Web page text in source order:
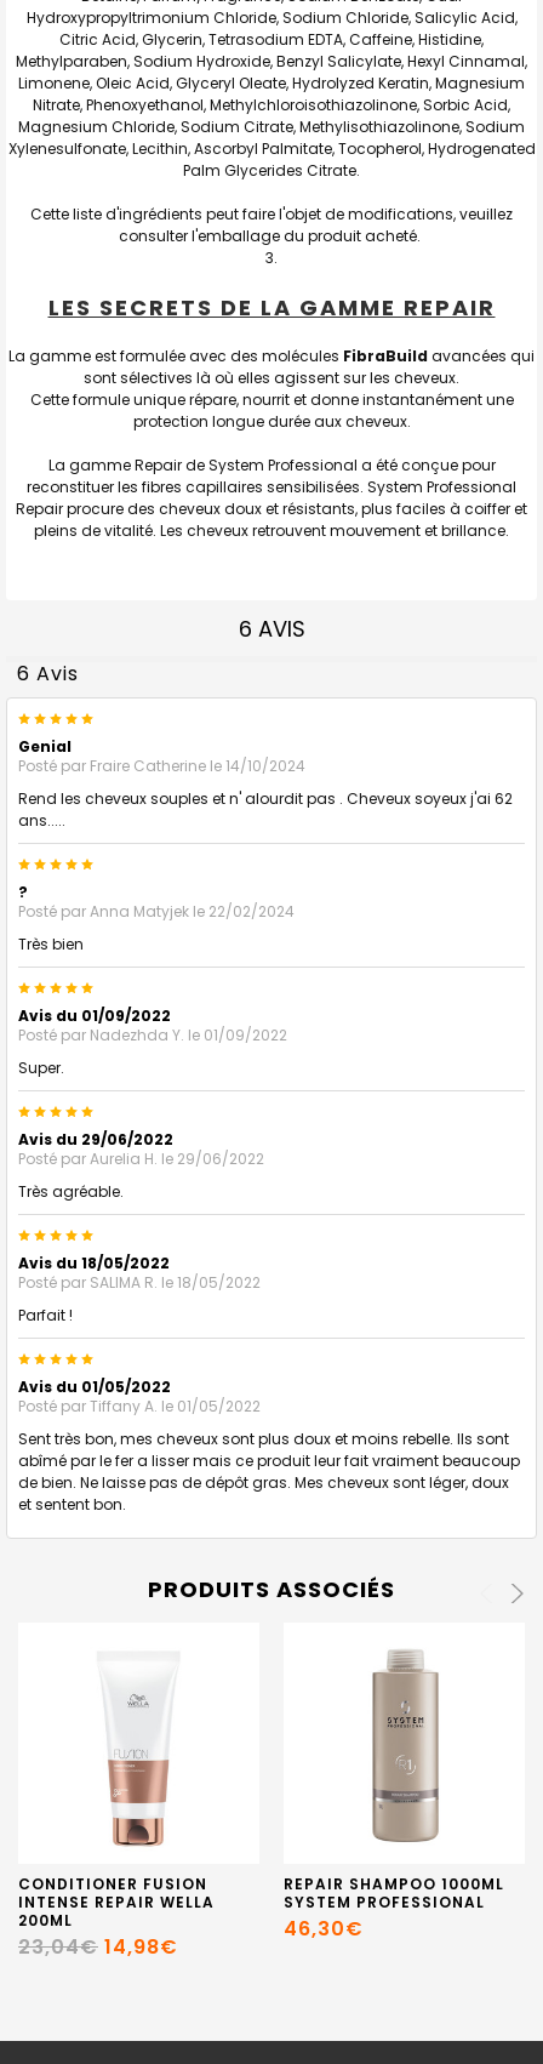
Hydroxypropyltrimonium Chloride, Sodium Chloride, Salicylic Acid,
Citric Acid, Glycerin, Tetrasodium EDTA, Caffeine, Histidine,
Methylparaben, Sodium Hydroxide, Benzyl Salicylate, Hexyl Cinnamal,
Limonene, Oleic Acid, Glyceryl Oleate, Hydrolyzed Keratin, Magnesium
Nitrate, Phenoxyethanol, Methylchloroisothiazolinone, Sorbic Acid,
Magnesium Chloride, Sodium Citrate, Methylisothiazolinone, Sodium
Xylenesulfonate, Lecithin, Ascorbyl Palmitate, Tocopherol, Hydrogenated
Palm Glycerides Citrate.
Cette liste d'ingrédients peut faire l'objet de modifications, veuillez
consulter l'emballage du produit acheté.
LES SECRETS DE LA GAMME REPAIR
La gamme est formulée avec des molécules FibraBuild avancées qui
sont sélectives là où elles agissent sur les cheveux.
Cette formule unique répare, nourrit et donne instantanément une
protection longue durée aux cheveux.
La gamme Repair de System Professional a été conçue pour
reconstituer les fibres capillaires sensibilisées. System Professional
Repair procure des cheveux doux et résistants, plus faciles à coiffer et
pleins de vitalité. Les cheveux retrouvent mouvement et brillance.
6 AVIS
6 Avis
5
Genial
Posté par Fraire Catherine le 14/10/2024
Rend les cheveux souples et n' alourdit pas . Cheveux soyeux j'ai 62
ans.....
5
?
Posté parAnna Matyjek le 22/02/2024
Très bien
5
Avis du 01/09/2022
Posté par Nadezhda Y. le 01/09/2022
Super.
5
Avis du 29/06/2022
Posté parAurelia H. le 29/06/2022
Très agréable.
5
Avis du 18/05/2022
Posté par SALIMA R. le 18/05/2022
Parfait !
5
Avis du 01/05/2022
Posté parTiffany A. le 01/05/2022
Sent très bon, mes cheveux sont plus doux et moins rebelle. Ils sont
abîmé par le fer a lisser mais ce produit leur fait vraiment beaucoup
de bien. Ne laisse pas de dépôt gras. Mes cheveux sont léger, doux
et sentent bon.
PRODUITS ASSOCIÉS
CONDITIONER FUSION
INTENSE REPAIR WELLA
200ML
23,04€ 14,98€
REPAIR SHAMPOO 1000ML
SYSTEM PROFESSIONAL
46,30€